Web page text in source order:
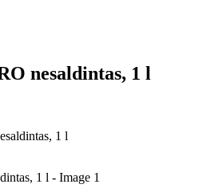
nesaldintas, 1 l
1 l